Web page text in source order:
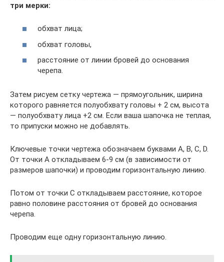
три мерки:
обхват лица;
обхват головы,
расстояние от линии бровей до основания
черепа.
Затем рисуем сетку чертежа — прямоугольник, ширина
которого равняется полуобхвату головы + 2 см, высота
— полуобхвату лица +2 см. Если ваша шапочка не теплая,
то припуски можно не добавлять.
Ключевые точки чертежа обозначаем буквами А, В, С, D.
От точки А откладываем 6-9 см (в зависимости от
размеров шапочки) и проводим горизонтальную линию.
Потом от точки С откладываем расстояние, которое
равно половине расстояния от бровей до основания
черепа.
Проводим еще одну горизонтальную линию.